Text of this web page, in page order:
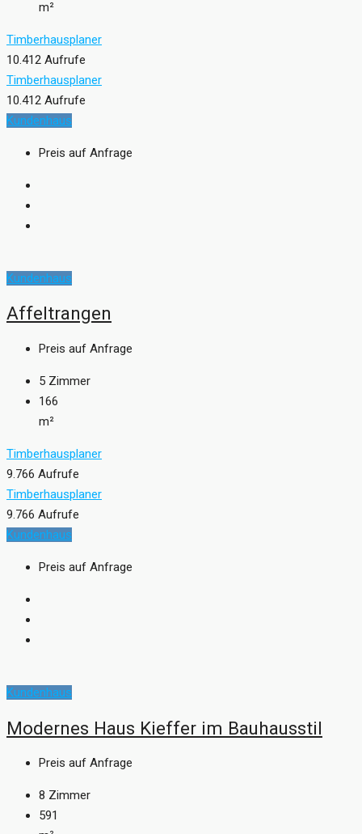
m²
Timberhausplaner
10.412 Aufrufe
Timberhausplaner
10.412 Aufrufe
Kundenhaus
Preis auf Anfrage
Kundenhaus
Affeltrangen
Preis auf Anfrage
5 Zimmer
166
m²
Timberhausplaner
9.766 Aufrufe
Timberhausplaner
9.766 Aufrufe
Kundenhaus
Preis auf Anfrage
Kundenhaus
Modernes Haus Kieffer im Bauhausstil
Preis auf Anfrage
8 Zimmer
591